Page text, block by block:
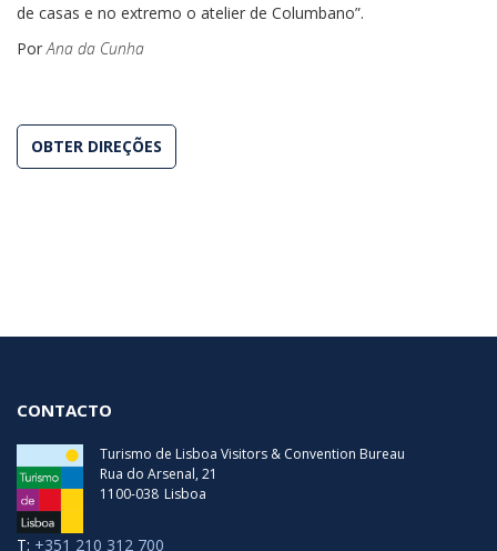
de casas e no extremo o atelier de Columbano”.
Por Ana da Cunha
OBTER DIREÇÕES
CONTACTO
Turismo de Lisboa Visitors & Convention Bureau
Rua do Arsenal, 21
1100-038 Lisboa
T: +351 210 312 700